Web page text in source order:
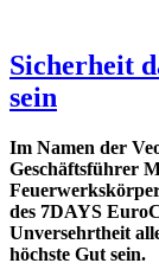
Sicherheit
sein
Im Namen der
Geschäftsführer
des 7DAYS
Unversehrtheit
höchste Gut sein.